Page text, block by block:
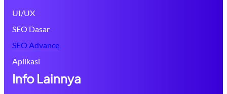
UI/UX
SEO Dasar
SEO Advance
Aplikasi
Info Lainnya